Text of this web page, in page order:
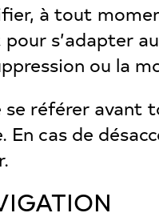
à tout
s’adapter
ou la
référer avant
cas de